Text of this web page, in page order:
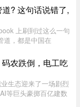
...
? 这句话说错了,
上刷到过这么一句
道，都是中国在
它到底是不是真的？
以说 ...
农跌倒，电工吃
生态迎来了一场剧烈
等巨头豪掷百亿建数